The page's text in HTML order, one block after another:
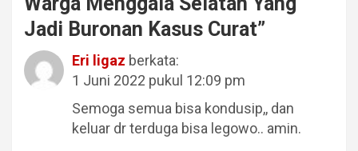
Jadi Buronan Kasus Curat”
Eri ligaz berkata:
1 Juni 2022 pukul 12:09 pm
Semoga semua bisa kondusip,, dan
keluar dr terduga bisa legowo.. amin.